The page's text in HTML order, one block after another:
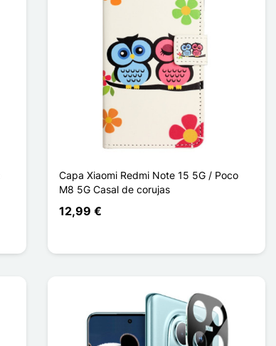
Capa Xiaomi Redmi Note 15 5G / Poco
M8 5G Casal de corujas
12,99 €